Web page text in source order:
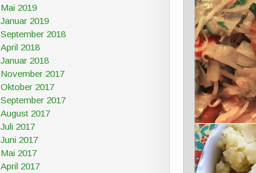
Mai 2019
Januar 2019
September 2018
April 2018
Januar 2018
November 2017
Oktober 2017
September 2017
August 2017
Juli 2017
Juni 2017
Mai 2017
April 2017